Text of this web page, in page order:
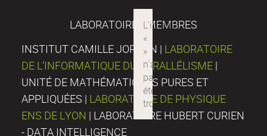
LABORATOIRES MEMBRES
INSTITUT CAMILLE JORDAN | LABORATOIRE
DE L’INFORMATIQUE DU PARALLÉLISME |
UNITÉ DE MATHÉMATIQUES PURES ET
APPLIQUÉES | LABORATOIRE DE PHYSIQUE
ENS DE LYON | LABORATOIRE HUBERT CURIEN
- DATA INTELLIGENCE